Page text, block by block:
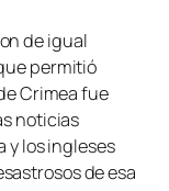
de igual
permitió
Crimea fue
noticias
y los ingleses
de esa